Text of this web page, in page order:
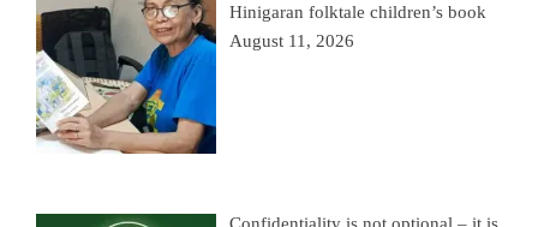
Hinigaran folktale children’s book
August 11, 2026
Confidentiality is not optional – it is